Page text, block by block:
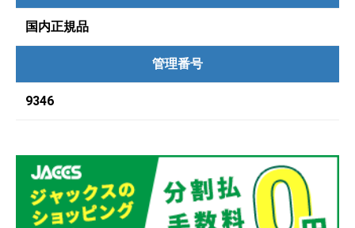
国内正規品
管理番号
9346